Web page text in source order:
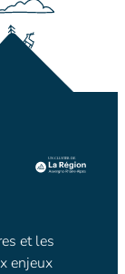
et les
enjeux